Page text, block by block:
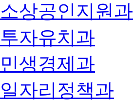
소상공인지원과
투자유치과
민생경제과
일자리정책과